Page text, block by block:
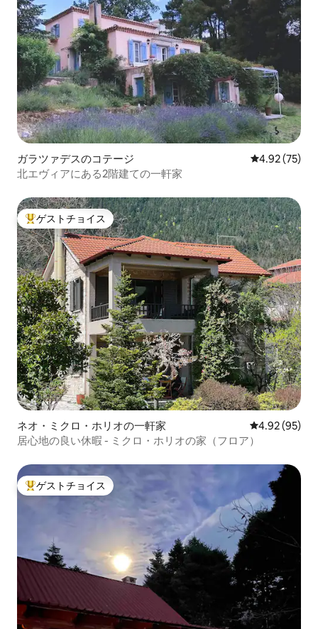
ガラツァデスのコテージ レビュー75
4.92 (75)
北エヴィアにある2階建ての一軒家
大好評のゲストチョイスです。
ゲストチョイス
ネオ・ミクロ・ホリオの一軒家 レビュー95
4.92 (95)
居心地の良い休暇 - ミクロ・ホリオの家（フロア）
大好評のゲストチョイスです。
ゲストチョイス